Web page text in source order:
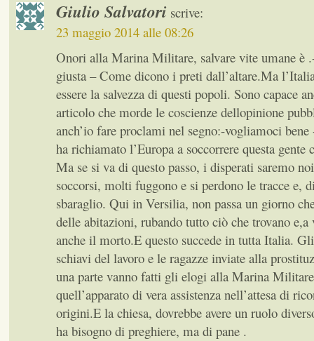
Giulio Salvatori scrive:
23 maggio 2014 alle 08:26
Onori alla Marina Militare, salvare vite umane è
giusta – Come dicono i preti dall’altare.Ma
essere la salvezza di questi popoli. Sono capace
articolo che morde le coscienze dellopinione
anch’io fare proclami nel segno:-vogliamoci
ha richiamato l’Europa a soccorrere questa gente
Ma se si va di questo passo, i disperati saremo
soccorsi, molti fuggono e si perdono le tracce e,
sbaraglio. Qui in Versilia, non passa un giorno
delle abitazioni, rubando tutto ciò che trovano e,a
anche il morto.E questo succede in tutta Italia.
schiavi del lavoro e le ragazze inviate alla
una parte vanno fatti gli elogi alla Marina
quell’apparato di vera assistenza nell’attesa di
origini.E la chiesa, dovrebbe avere un ruolo
ha bisogno di preghiere, ma di pane .